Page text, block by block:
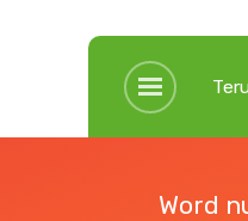
Word